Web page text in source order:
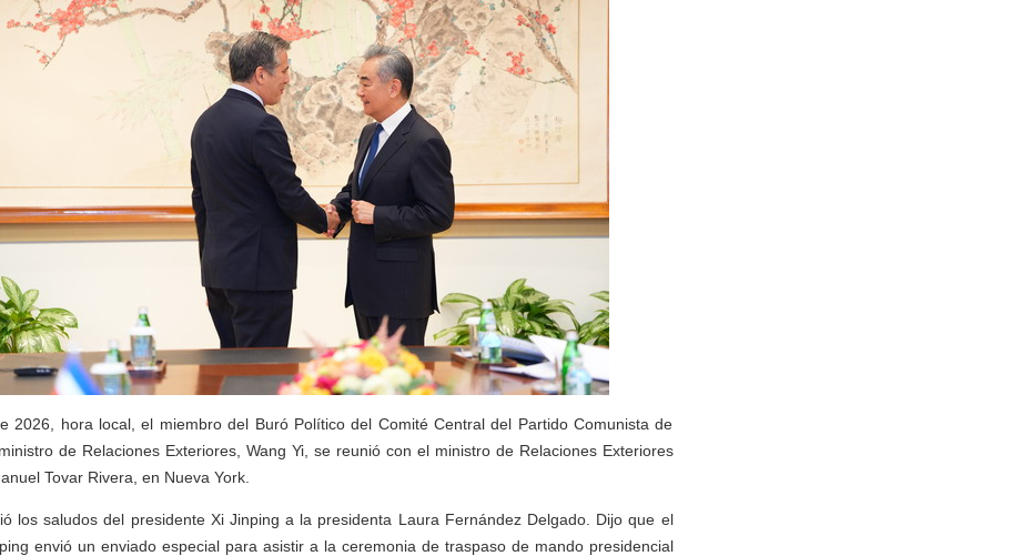
2026, hora local, el miembro del Buró Político del Comité Central del Partido Comunista de
de Relaciones Exteriores, Wang Yi, se reunió con el ministro de Relaciones Exteriores
Tovar Rivera, en Nueva York.
los saludos del presidente Xi Jinping a la presidenta Laura Fernández Delgado. Dijo que el
envió un enviado especial para asistir a la ceremonia de traspaso de mando presidencial